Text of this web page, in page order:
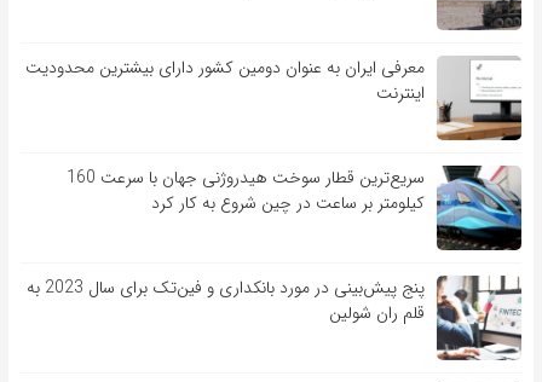
معرفی ایران به عنوان دومین کشور دارای بیشترین محدودیت
اینترنت
سریع‌ترین قطار سوخت هیدروژنی جهان با سرعت 160
کیلومتر بر ساعت در چین شروع به کار کرد
پنج پیش‌بینی در مورد بانکداری و فین‌تک برای سال 2023 به
قلم ران شولین